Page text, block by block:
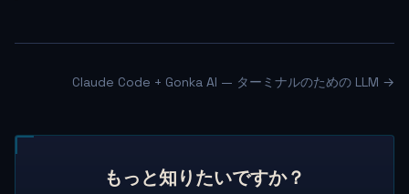
Claude Code + Gonka AI — ターミナルのための LLM →
もっと知りたいですか？